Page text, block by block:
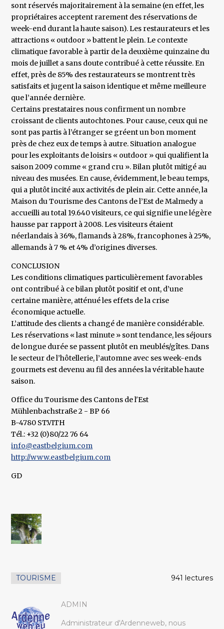
sont réservés majoritairement à la semaine (en effet, les
propriétaires acceptent rarement des réservations de
week-end durant la haute saison). Les restaurateurs et les
attractions « outdoor » battent le plein. Le contexte
climatique favorable à partir de la deuxième quinzaine du
mois de juillet a sans doute contribué à cette réussite. En
effet, près de 85% des restaurateurs se montrent très
satisfaits et jugent la saison identique et même meilleure
que l’année dernière.
Certains prestataires nous confirment un nombre
croissant de clients autochtones. Pour cause, ceux qui ne
sont pas partis à l’étranger se gréent un bon moment
près de chez eux de temps à autre. Situation analogue
pour les exploitants de loisirs « outdoor » qui qualifient la
saison 2009 comme « grand cru ». Bilan plutôt mitigé au
niveau des musées. En cause, évidemment, le beau temps,
qui a plutôt incité aux activités de plein air. Cette année, la
Maison du Tourisme des Cantons de l’Est de Malmedy a
accueilli au total 19.640 visiteurs, ce qui signifie une légère
hausse par rapport à 2008. Les visiteurs étaient
néerlandais à 36%, flamands à 28%, francophones à 25%,
allemands à 7 % et 4% d’origines diverses.
CONCLUSION
Les conditions climatiques particulièrement favorables
ont contribué à ce bilan plutôt positif et ont, d’une
certaine manière, atténué les effets de la crise
économique actuelle.
L’attitude des clients a changé de manière considérable.
Les réservations « last minute » sont tendance, les séjours
de longue durée se passent plutôt en meublés/gîtes. Dans
le secteur de l’hôtellerie, l’automne avec ses week-ends
gourmets est devenu au fil des années la véritable haute
saison.
Office du Tourisme des Cantons de l'Est
Mühlenbachstraße 2 - BP 66
B-4780 ST.VITH
Tél.: +32 (0)80/22 76 64
info@eastbelgium.com
http://www.eastbelgium.com
GD
TOURISME 941 lectures
ADMIN
Administrateur d'Ardenneweb, nous